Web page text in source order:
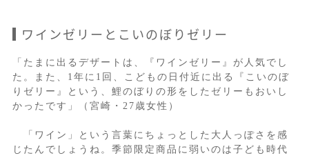
ワインゼリーとこいのぼりゼリー
「たまに出るデザートは、『ワインゼリー』が人気でし
た。また、1年に1回、こどもの日付近に出る『こいのぼ
りゼリー』という、鯉のぼりの形をしたゼリーもおいし
かったです」（宮崎・27歳女性）
「ワイン」という言葉にちょっとした大人っぽさを感
じたんでしょうね。季節限定商品に弱いのは子ども時代